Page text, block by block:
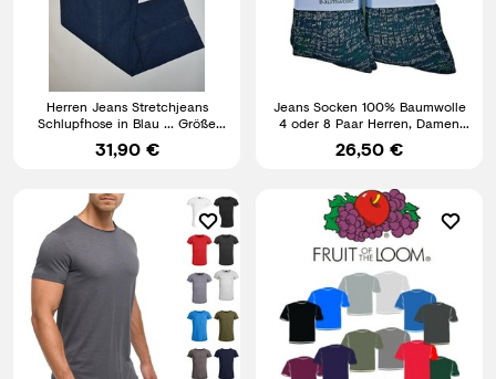
Herren Jeans Stretchjeans
Schlupfhose in Blau ... Größe
M,L,XL,XXL,3XL,4XL,5XL
31,90 €
Jeans Socken 100% Baumwolle
4 oder 8 Paar Herren, Damen
Jeanssocken atmungsaktiv
26,50 €